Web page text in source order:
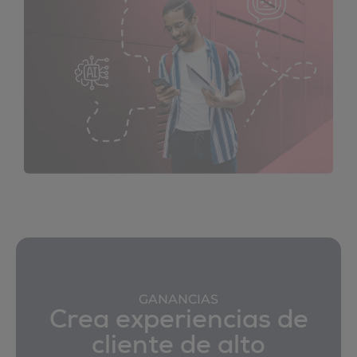
GANANCIAS
Crea experiencias de
cliente de alto